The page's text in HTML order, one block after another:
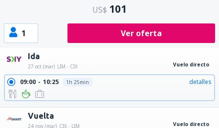
US$ 101
1 Ver oferta
Ida
27 oct (mar) LIM - CIX Vuelo directo
09:00 10:25 1h 25min detalles
Vuelta
24 nov (mar) CIX - LIM Vuelo directo